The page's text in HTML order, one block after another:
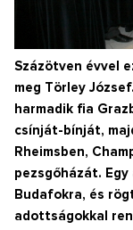
Százötven évvel
meg Törley
harmadik fia
csínját-bínját,
Rheimsben,
pezsgőházát.
Budafokra, és
adottságokkal